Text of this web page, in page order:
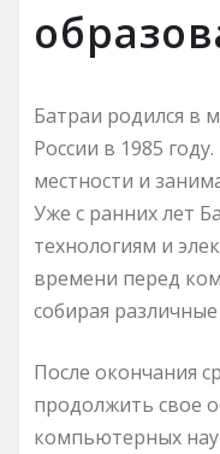
Батраи родился в
России в 1985
местности и
Уже с ранних лет
технологиям и
времени перед
собирая различные
После окончания
продолжить свое
компьютерных